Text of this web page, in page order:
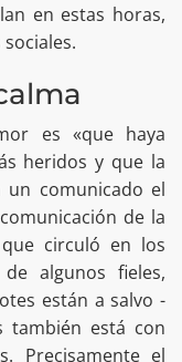
en estas horas,
es «que haya
heridos y que la
un comunicado el
de la
circuló en los
algunos fieles,
están a salvo -
también está con
Precisamente el